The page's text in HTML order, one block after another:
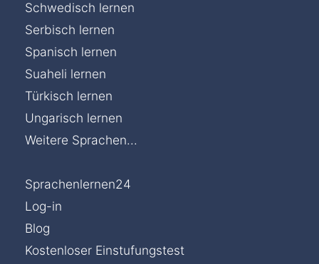
Schwedisch lernen
Serbisch lernen
Spanisch lernen
Suaheli lernen
Türkisch lernen
Ungarisch lernen
Weitere Sprachen...
Sprachenlernen24
Log-in
Blog
Kostenloser Einstufungstest